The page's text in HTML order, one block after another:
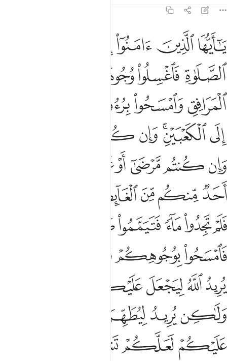
يا ايها الذين امنوا اذا قمتم الى الصلاة فاغسلوا وجوهكم وايديكم
يَـٰٓأَيُّهَا ٱلَّذِينَ ءَامَنُوٓا۟ إِذَا قُمْتُمْ إِلَى ٱلصَّلَوٰةِ فَٱغْسِلُوا۟ وُجُوهَكُمْ وَأَيْدِيَكُمْ
ﱁﱂﱃﱄ
ﱇﱈﱉ
ﱌﱍﱎ
ﱐﱑﱒﱓﱔ
ﱘﱙﱚﱛﱜ
ﱠﱡﱢﱣ
ﱧﱨﱩﱪﱫ
ﱭﱮﱯ
ﱳﱴﱵﱶ
ﱹﱺﱻ
ﱾﱿﲀ